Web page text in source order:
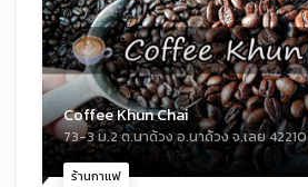
ร้านกาแฟ
Coffee Khun Chai
73-3 ม.2 ต.นาด้วง อ.นาด้วง จ.เลย 42210